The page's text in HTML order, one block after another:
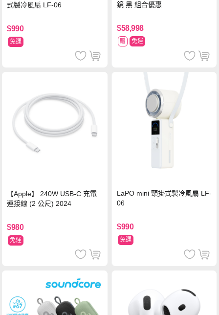
式製冷風扇 LF-06
$990
免運
鏡 黑 組合優惠
$58,998
贈 免運
【Apple】 240W USB-C 充電
連接線 (2 公尺) 2024
$980
免運
LaPO mini 頸掛式製冷風扇 LF-
06
$990
免運